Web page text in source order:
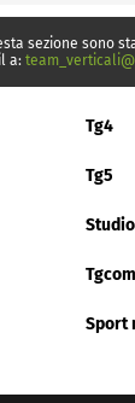
sezione sono
a:
Tg4
Tg5
Sport